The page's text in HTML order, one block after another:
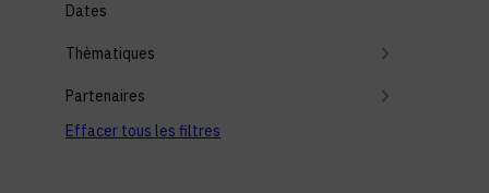
Dates
Thèmatiques
Partenaires
Effacer tous les filtres